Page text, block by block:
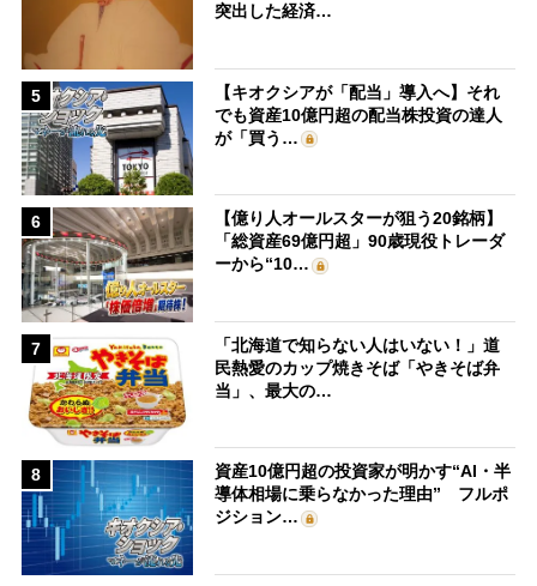
突出した経済…
5
【キオクシアが「配当」導入へ】それ
でも資産10億円超の配当株投資の達人
が「買う…
6
【億り人オールスターが狙う20銘柄】
「総資産69億円超」90歳現役トレーダ
ーから“10…
7
「北海道で知らない人はいない！」道
民熱愛のカップ焼きそば「やきそば弁
当」、最大の…
8
資産10億円超の投資家が明かす“AI・半
導体相場に乗らなかった理由” フルポ
ジション…